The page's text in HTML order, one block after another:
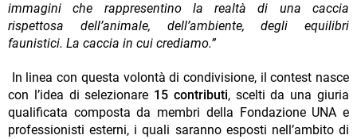
immagini che rappresentino la realtà di una caccia
rispettosa dell’animale, dell’ambiente, degli equilibri
faunistici. La caccia in cui crediamo.”
In linea con questa volontà di condivisione, il contest nasce
con l’idea di selezionare 15 contributi, scelti da una giuria
qualificata composta da membri della Fondazione UNA e
professionisti esterni, i quali saranno esposti nell’ambito di